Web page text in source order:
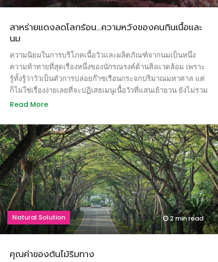
สาหร่ายแดงลดโลกร้อน…ความหวังของคนกินเนื้อและ
นม
ความนิยมในการบริโภคเนื้อวัวและผลิตภัณฑ์จากนมเป็นหนึ่ง
ความท้าทายที่สุดเรื่องหนึ่งของนักรณรงค์ด้านสิ่งแวดล้อม เพราะ
รู้ทั้งรู้ว่าวัวเป็นตัวการปล่อยก๊าซเรือนกระจกปริมาณมหาศาล แต่
ก็ไม่ใช่เรื่องง่ายเลยที่จะปฏิเสธเมนูเนื้อวัวที่แสนเย้ายวน ยังไม่รวม
นม เนย และไอศกรีมหวานมันสุดอร่อย แต่นักวิทยาศาสตร์ได้พบ
ตอบที่ซ่อนอยู่ในสาหร่ายสีแดงที่ชื่อ Asparagopsis taxiformis วัว
กลายเป็นผู้ร้ายในปัญหาโลกร้อนก็เพราะวัวนับเป็นตัวการสำคัญ
ในการปล่อยก๊าซมีเทน ซึ่งถ้าเทียบกันตัวต่อตัวในปริมาณเท่ากัน
แล้วมีอานุภาพรุนแรงกว่าก๊าซคาร์บอนไดอ๊อกไซด์ถึง 30เท่า จะ
ว่าไปการปล่อยก๊าซมีเทนด้วยการตดหรือการเรอก็ไม่ใช่ความผิด
ของวัวที่แต่เป็นลักษณะทางชีววิทยาที่หลีกเลี่ยงไม่ได้กับบรรดา
สัตว์เคี้ยวเอื้อง สัตว์ที่กินหญ้าและอาหารที่มีเซลลูโลสเป็นองค์กระ
กอบสูงจำเป็นต้องพึ่งแบคทีเรียในกระเพาะอาหารช่วยย่อยใน
กระบวนการหมักที่เรียกว่า enteric fermentation ผลผลิตของ
กระบวนการย่อยอาหารของวัวที่หลีกเลี่ยงไม่ได้คือก๊าซมีเทนและ
เพื่อระบายก๊าซออกทั้งวัน ประมาณ 90% เป็นการเรอ ที่เหลืออีก
Read More
Natural Solution 2 minread
คุณค่าของต้นไม้ริมทาง